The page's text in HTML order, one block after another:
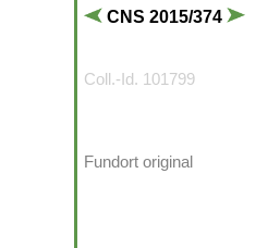
CNS 2015/374
Coll.-Id. 101799
Fundort original